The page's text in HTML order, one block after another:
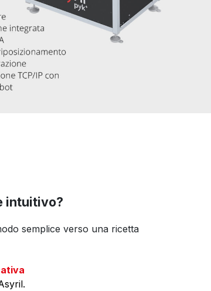
intuitivo?
semplice verso una ricetta